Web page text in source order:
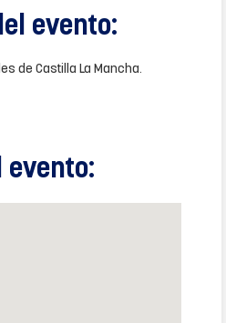
evento:
de Castilla La Mancha.
evento: